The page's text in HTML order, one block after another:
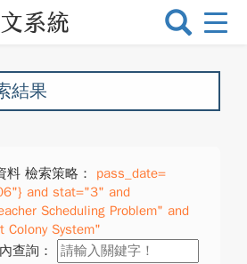
選
換
結果
料 檢索策略：
pass_date=
and stat="3" and
Scheduling Problem" and
Colony System"
查詢：